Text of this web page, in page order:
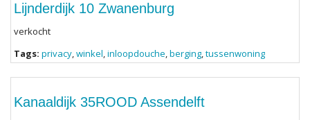
Lijnderdijk 10 Zwanenburg
verkocht
Tags: privacy,winkel,inloopdouche,berging,tussenwoning
Kanaaldijk 35ROOD Assendelft